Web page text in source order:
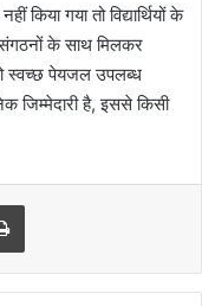
किया गया तो विद्यार्थियों के
संगठनों के साथ मिलकर
स्वच्छ पेयजल उपलब्ध
जिम्मेदारी है, इससे किसी